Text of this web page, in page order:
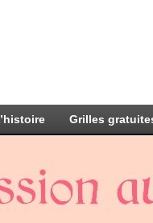
Grilles